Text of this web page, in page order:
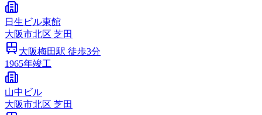
日生ビル東館
大阪市北区 芝田
大阪梅田駅 徒歩3分
1965年竣工
山中ビル
大阪市北区 芝田